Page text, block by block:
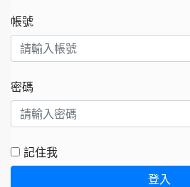
帳號
密碼
記住我
登入